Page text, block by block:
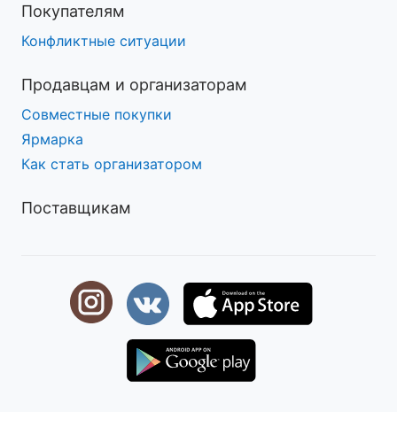
Покупателям
Конфликтные ситуации
Продавцам и организаторам
Совместные покупки
Ярмарка
Как стать организатором
Поставщикам